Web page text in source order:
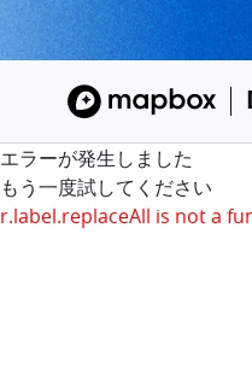
エラーが発生しました
もう一度試してください
r.label.replaceAll is not a